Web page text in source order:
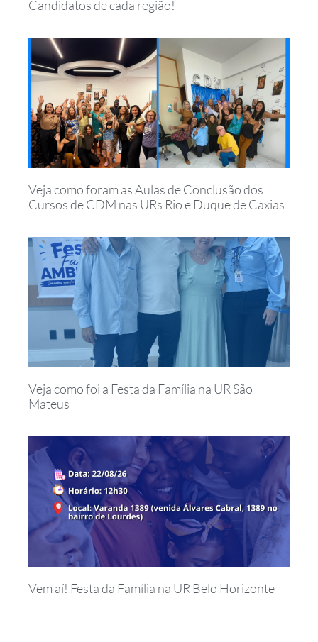
Candidatos de cada região!
Veja como foram as Aulas de Conclusão dos
Cursos de CDM nas URs Rio e Duque de Caxias
Veja como foi a Festa da Família na UR São
Mateus
Vem aí! Festa da Família na UR Belo Horizonte